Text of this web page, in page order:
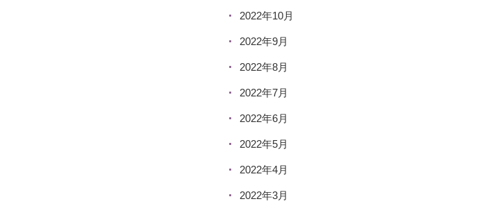
2022年10月
2022年9月
2022年8月
2022年7月
2022年6月
2022年5月
2022年4月
2022年3月